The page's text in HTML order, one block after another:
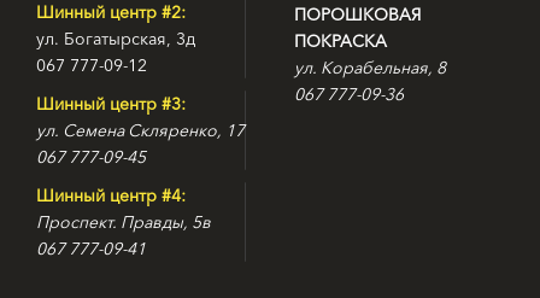
Шинный центр #2:
ул. Богатырская, 3д
067 777-09-12
Шинный центр #3:
ул. Семена Скляренко, 17
067 777-09-45
Шинный центр #4:
Проспект. Правды, 5в
067 777-09-41
ПОРОШКОВАЯ
ПОКРАСКА
ул. Корабельная, 8
067 777-09-36